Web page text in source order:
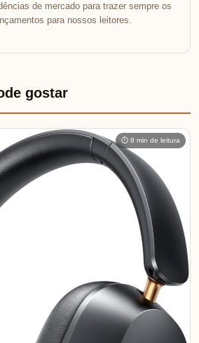
de mercado para trazer sempre os
para nossos leitores.
gostar
⏱ 8 min de leitura